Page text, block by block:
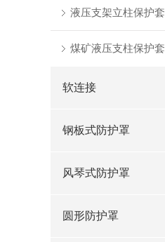
液压支架立柱保护套
煤矿液压支柱保护套
软连接
钢板式防护罩
风琴式防护罩
圆形防护罩